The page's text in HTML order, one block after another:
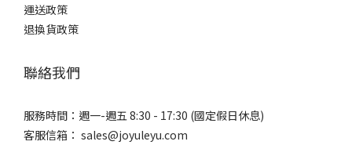
運送政策
退換貨政策
聯絡我們
服務時間：週一-週五 8:30 - 17:30 (國定假日休息)
客服信箱： sales@joyuleyu.com